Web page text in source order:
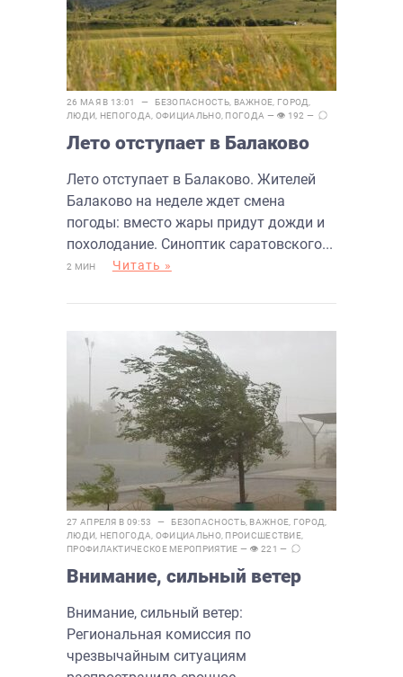
26 МАЯ В 13:01 — БЕЗОПАСНОСТЬ, ВАЖНОЕ ГОРОД
ЛЮДИ НЕПОГОДА ОФИЦИАЛЬНО, ПОГОДА — 👁 192 —
Лето отступает в Балаково
Лето отступает в Балаково. Жителей
Балаково на неделе ждет смена
погоды: вместо жары придут дожди и
похолодание. Синоптик саратовского...
2 МИН Читать »
27 АПРЕЛЯ В 09:53 — БЕЗОПАСНОСТЬ, ВАЖНОЕ ГОРОД
ЛЮДИ НЕПОГОДА ОФИЦИАЛЬНО, ПРОИСШЕСТВИЕ
ПРОФИЛАКТИЧЕСКОЕ МЕРОПРИЯТИЕ — 👁 221 —
Внимание, сильный ветер
Внимание, сильный ветер:
Региональная комиссия по
чрезвычайным ситуациям